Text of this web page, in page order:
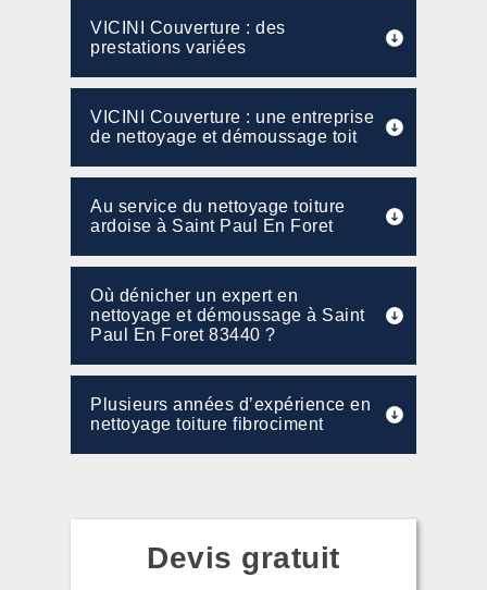
VICINI Couverture : des
prestations variées
VICINI Couverture : une entreprise
de nettoyage et démoussage toit
Au service du nettoyage toiture
ardoise à Saint Paul En Foret
Où dénicher un expert en
nettoyage et démoussage à Saint
Paul En Foret 83440 ?
Plusieurs années d’expérience en
nettoyage toiture fibrociment
Devis gratuit